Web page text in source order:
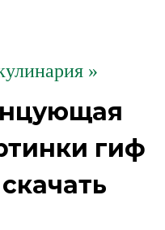
»
гиф